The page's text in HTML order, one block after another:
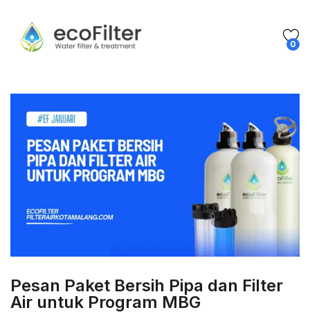
0
Pesan Paket Bersih Pipa dan Filter
Air untuk Program MBG